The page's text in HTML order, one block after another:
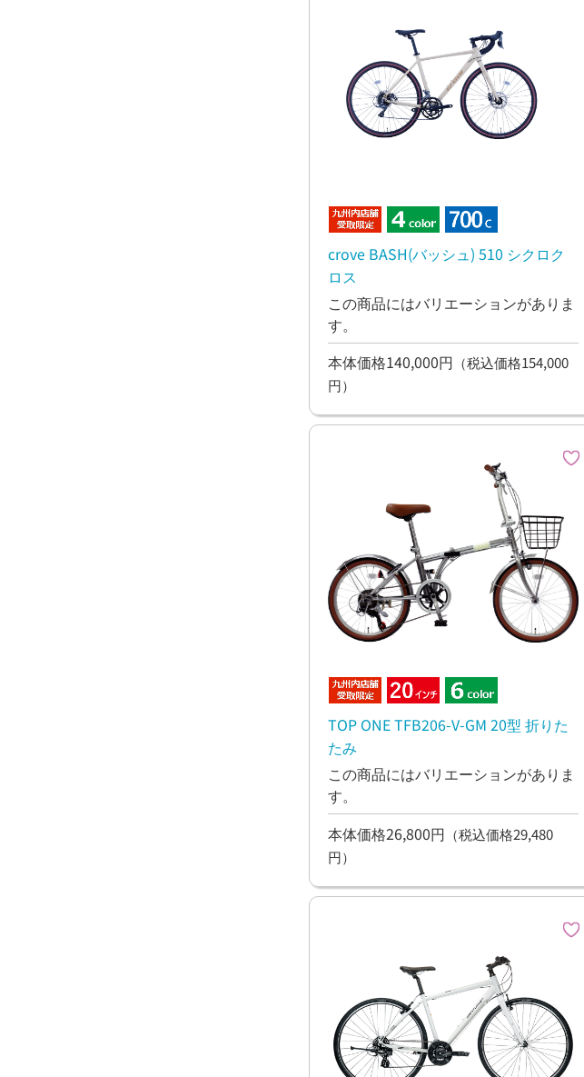
crove BASH(バッシュ) 510 シクロク
ロス
この商品にはバリエーションがありま
す。
本体価格140,000円 （税込価格154,000
円）
TOP ONE TFB206-V-GM 20型 折りた
たみ
この商品にはバリエーションがありま
す。
本体価格26,800円 （税込価格29,480
円）